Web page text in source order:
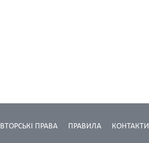
КОНТАКТИ
ПРАВИЛА
ПРАВА